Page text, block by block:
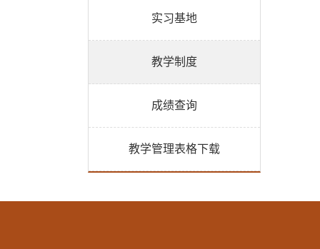
实习基地
教学制度
成绩查询
教学管理表格下载